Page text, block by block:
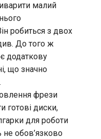
малий
робиться з двох
До того ж
додаткову
що значно
фрези
готові диски,
для роботи
обов’язково